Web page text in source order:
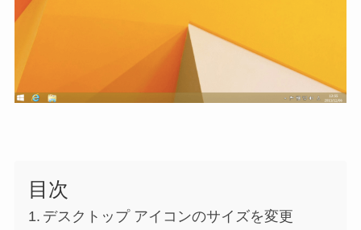
目次
デスクトップ アイコンのサイズを変更